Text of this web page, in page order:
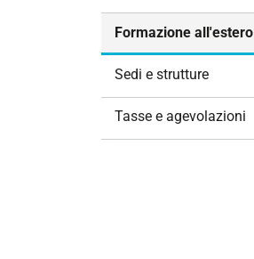
Formazione all'estero
Sedi e strutture
Tasse e agevolazioni